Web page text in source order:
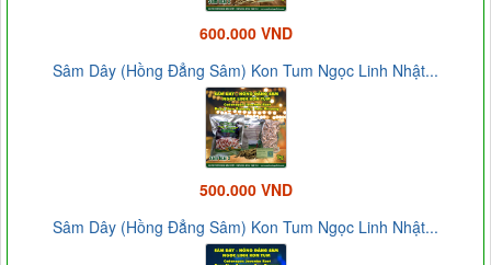
600.000 VND
Sâm Dây (Hồng Đẳng Sâm) Kon Tum Ngọc Linh Nhật...
500.000 VND
Sâm Dây (Hồng Đẳng Sâm) Kon Tum Ngọc Linh Nhật...